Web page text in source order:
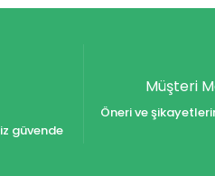
güvende
Müşteri
Öneri ve